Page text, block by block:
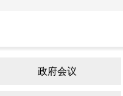
政府会议